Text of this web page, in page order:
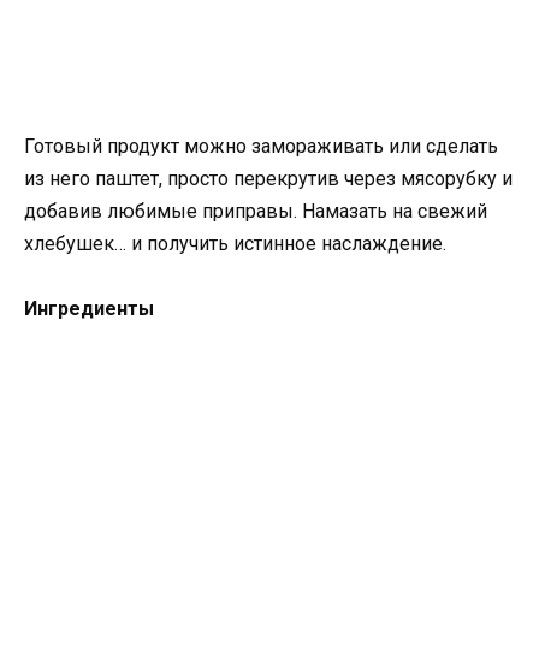
Готовый продукт можно замораживать или сделать
из него паштет, просто перекрутив через мясорубку и
добавив любимые приправы. Намазать на свежий
хлебушек… и получить истинное наслаждение.
Ингредиенты